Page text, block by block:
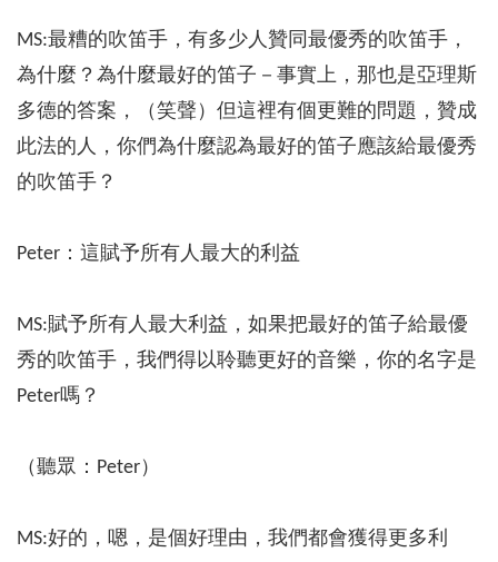
MS:最糟的吹笛手，有多少人贊同最優秀的吹笛手，
為什麼？為什麼最好的笛子－事實上，那也是亞理斯
多德的答案，（笑聲）但這裡有個更難的問題，贊成
此法的人，你們為什麼認為最好的笛子應該給最優秀
的吹笛手？
Peter：這賦予所有人最大的利益
MS:賦予所有人最大利益，如果把最好的笛子給最優
秀的吹笛手，我們得以聆聽更好的音樂，你的名字是
Peter嗎？
（聽眾：Peter）
MS:好的，嗯，是個好理由，我們都會獲得更多利